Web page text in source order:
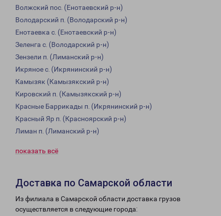
Волжский пос. (Енотаевский р-н)
Володарский п. (Володарский р-н)
Енотаевка с. (Енотаевский р-н)
Зеленга с. (Володарский р-н)
Зензели п. (Лиманский р-н)
Икряное с. (Икрянинский р-н)
Камызяк (Камызякский р-н)
Кировский п. (Камызякский р-н)
Красные Баррикады п. (Икрянинский р-н)
Красный Яр п. (Красноярский р-н)
Лиман п. (Лиманский р-н)
показать всё
Доставка по Самарской области
Из филиала в Самарской области доставка грузов
осуществляется в следующие города: